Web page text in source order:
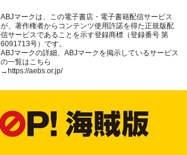
ABJマークは、この電子書店・電子書籍配信サービス
が、著作権者からコンテンツ使用許諾を得た正規版配
信サービスであることを示す登録商標（登録番号 第
6091713号）です。
ABJマークの詳細、ABJマークを掲示しているサービス
の一覧はこちら
→ https://aebs.or.jp/